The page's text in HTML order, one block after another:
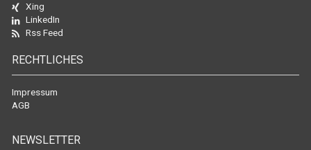
Xing
LinkedIn
Rss Feed
RECHTLICHES
Impressum
AGB
NEWSLETTER